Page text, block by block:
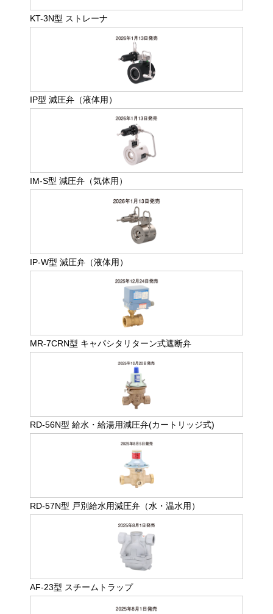
KT-3N型 ストレーナ
IP型 減圧弁（液体用）
IM-S型 減圧弁（気体用）
IP-W型 減圧弁（液体用）
MR-7CRN型 キャパシタリターン式遮断弁
RD-56N型 給水・給湯用減圧弁(カートリッジ式)
RD-57N型 戸別給水用減圧弁（水・温水用）
AF-23型 スチームトラップ